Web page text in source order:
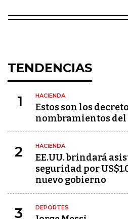
TENDENCIAS
1 HACIENDA
Estos son los
nombramientos del
2 HACIENDA
EE.UU. brindará
seguridad por
nuevo gobierno
3 DEPORTES